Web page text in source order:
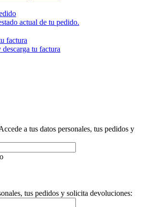
actual de tu pedido.
factura
tu factura
a tus datos personales, tus pedidos y
tus pedidos y solicita devoluciones: